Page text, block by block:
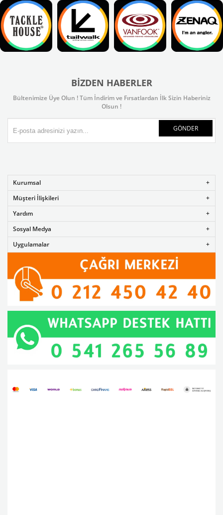
BIZDEN HABERLER
Bültenimize Üye Olun ! Tüm İndirim ve Fırsatlardan İlk Sizin Haberiniz
Olsun !
GÖNDER
Kurumsal
Müşteri İlişkileri
Yardım
Sosyal Medya
Uygulamalar